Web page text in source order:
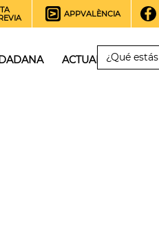
APPVALÈNCIA
ACTUALIDAD